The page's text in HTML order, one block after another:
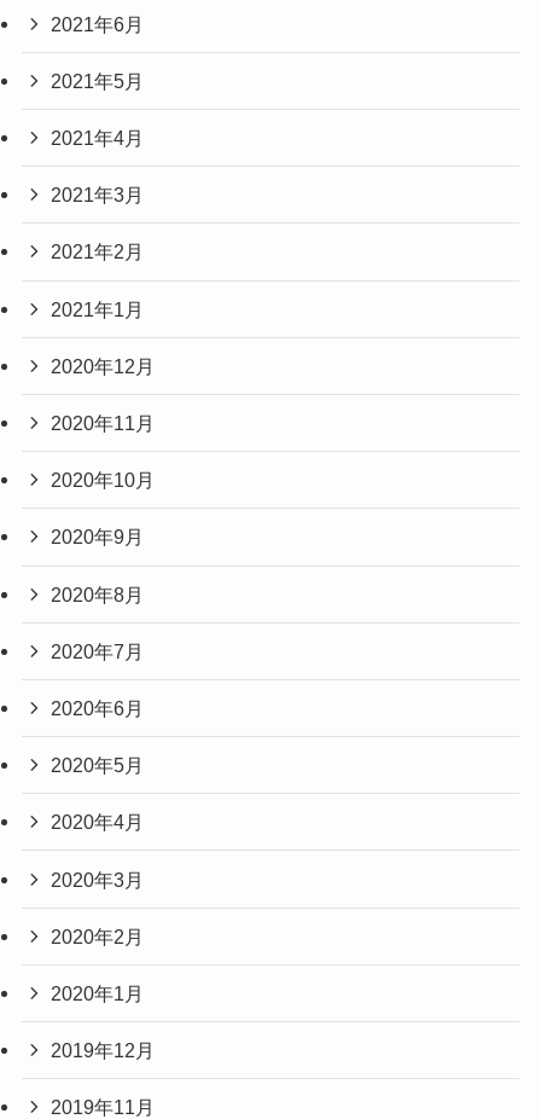
2021年6月
2021年5月
2021年4月
2021年3月
2021年2月
2021年1月
2020年12月
2020年11月
2020年10月
2020年9月
2020年8月
2020年7月
2020年6月
2020年5月
2020年4月
2020年3月
2020年2月
2020年1月
2019年12月
2019年11月